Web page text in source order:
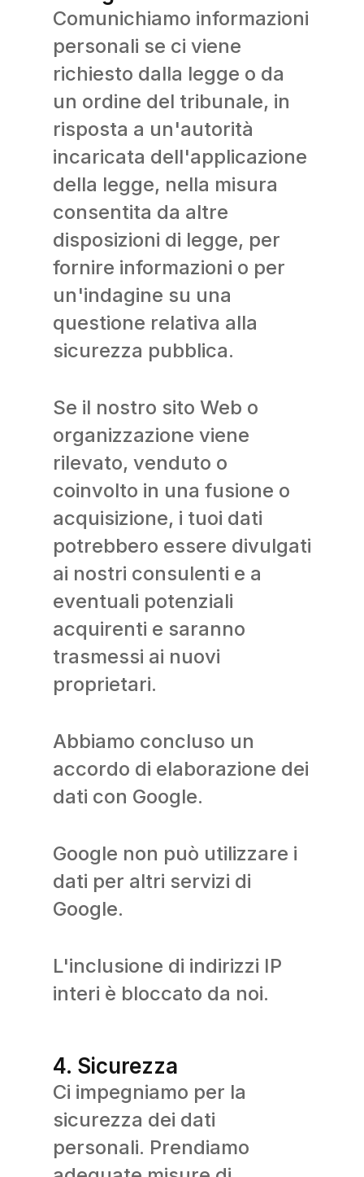
Comunichiamo informazioni
personali se ci viene
richiesto dalla legge o da
un ordine del tribunale, in
risposta a un'autorità
incaricata dell'applicazione
della legge, nella misura
consentita da altre
disposizioni di legge, per
fornire informazioni o per
un'indagine su una
questione relativa alla
sicurezza pubblica.
Se il nostro sito Web o
organizzazione viene
rilevato, venduto o
coinvolto in una fusione o
acquisizione, i tuoi dati
potrebbero essere divulgati
ai nostri consulenti e a
eventuali potenziali
acquirenti e saranno
trasmessi ai nuovi
proprietari.
Abbiamo concluso un
accordo di elaborazione dei
dati con Google.
Google non può utilizzare i
dati per altri servizi di
Google.
L'inclusione di indirizzi IP
interi è bloccato da noi.
4. Sicurezza
Ci impegniamo per la
sicurezza dei dati
personali. Prendiamo